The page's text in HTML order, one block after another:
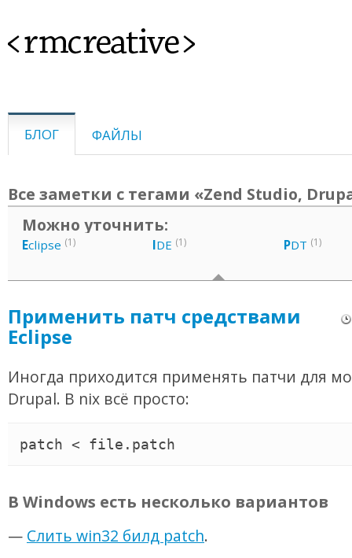
<rmcreative>
БЛОГ ФАЙЛЫ
Все заметки с тегами «Zend Studio,
Можно уточнить:
Eclipse (1) IDE (1) PDT (1)
Применить патч средствами
Eclipse
Иногда приходится применять патчи для
Drupal. В nix всё просто:
В Windows есть несколько вариантов
— Слить win32 билд patch.